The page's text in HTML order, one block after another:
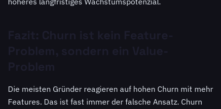
Die meisten Gründer reagieren auf hohen Churn mit mehr
Features. Das ist fast immer der falsche Ansatz. Churn